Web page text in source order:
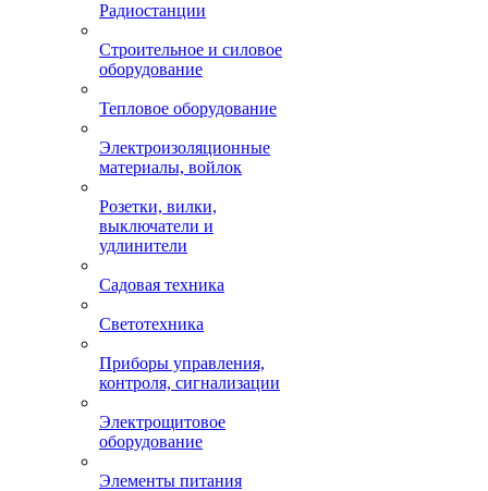
Радиостанции
Строительное и силовое
оборудование
Тепловое оборудование
Электроизоляционные
материалы, войлок
Розетки, вилки,
выключатели и
удлинители
Садовая техника
Светотехника
Приборы управления,
контроля, сигнализации
Электрощитовое
оборудование
Элементы питания